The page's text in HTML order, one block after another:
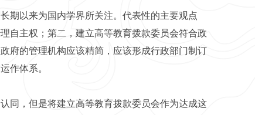
期以来为国内学界所关注。代表性的主要观点
自主权；第二，建立高等教育拨款委员会符合政
府的管理机构应该精简，应该形成行政部门制订
作体系。
同，但是将建立高等教育拨款委员会作为达成这